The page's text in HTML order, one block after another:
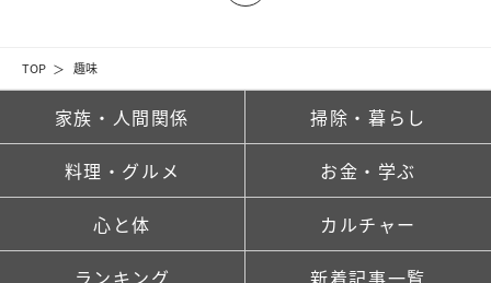
TOP 趣味
家族・人間関係 掃除・暮らし
料理・グルメ お金・学ぶ
心と体 カルチャー
ランキング 新着記事一覧